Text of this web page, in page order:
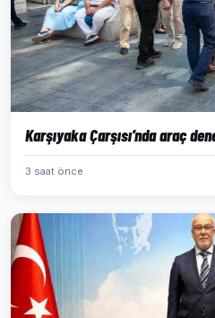
Karşıyaka Çarşısı’nda araç
3 saat önce